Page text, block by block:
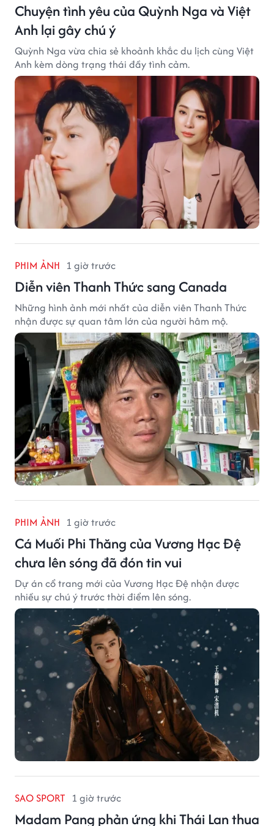
Chuyện tình yêu của Quỳnh Nga và Việt
Anh lại gây chú ý
Quỳnh Nga vừa chia sẻ khoảnh khắc du lịch cùng Việt
Anh kèm dòng trạng thái đầy tình cảm.
PHIM ẢNH 1 giờ trước
Diễn viên Thanh Thức sang Canada
Những hình ảnh mới nhất của diễn viên Thanh Thức
nhận được sự quan tâm lớn của người hâm mộ.
PHIM ẢNH 1 giờ trước
Cá Muối Phi Thăng của Vương Hạc Đệ
chưa lên sóng đã đón tin vui
Dự án cổ trang mới của Vương Hạc Đệ nhận được
nhiều sự chú ý trước thời điểm lên sóng.
SAO SPORT 1 giờ trước
Madam Pang phản ứng khi Thái Lan thua